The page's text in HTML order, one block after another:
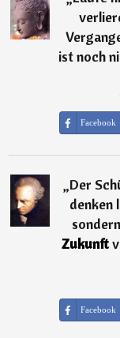
ist noch
Facebook
„Der
denken
Zukunft
Facebook